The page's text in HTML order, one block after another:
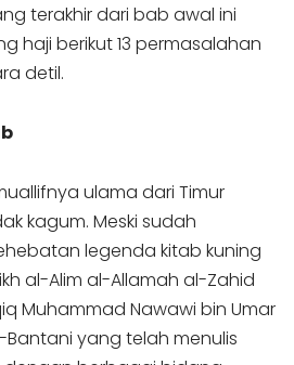
terakhir dari bab awal ini
haji berikut 13 permasalahan
detil.
ulama dari Timur
kagum. Meski sudah
legenda kitab kuning
al-Alim al-Allamah al-Zahid
Muhammad Nawawi bin Umar
yang telah menulis